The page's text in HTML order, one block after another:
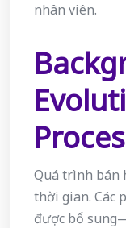
nhân viên.
Quá trình bán
thời gian. Các
được bổ